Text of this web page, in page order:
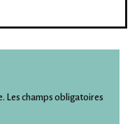
Les champs obligatoires